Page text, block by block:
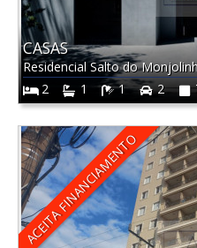
CASAS
Residencial Salto do
2
1 1 2
ACEITA FINANCIAMENTO